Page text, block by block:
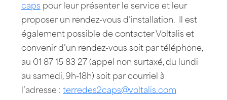
caps pour leur présenter le service et leur
proposer un rendez-vous d’installation. Il est
également possible de contacter Voltalis et
convenir d’un rendez-vous soit par téléphone,
au 01 87 15 83 27 (appel non surtaxé, du lundi
au samedi, 9h-18h) soit par courriel à
l’adresse : terredes2caps@voltalis.com